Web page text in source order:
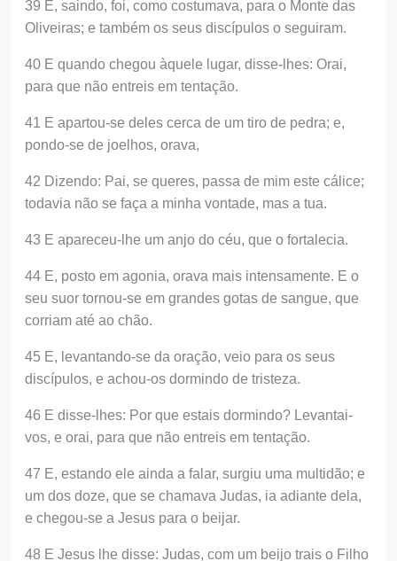
39 E, saindo, foi, como costumava, para o Monte das
Oliveiras; e também os seus discípulos o seguiram.
40 E quando chegou àquele lugar, disse-lhes: Orai,
para que não entreis em tentação.
41 E apartou-se deles cerca de um tiro de pedra; e,
pondo-se de joelhos, orava,
42 Dizendo: Pai, se queres, passa de mim este cálice;
todavia não se faça a minha vontade, mas a tua.
43 E apareceu-lhe um anjo do céu, que o fortalecia.
44 E, posto em agonia, orava mais intensamente. E o
seu suor tornou-se em grandes gotas de sangue, que
corriam até ao chão.
45 E, levantando-se da oração, veio para os seus
discípulos, e achou-os dormindo de tristeza.
46 E disse-lhes: Por que estais dormindo? Levantai-
vos, e orai, para que não entreis em tentação.
47 E, estando ele ainda a falar, surgiu uma multidão; e
um dos doze, que se chamava Judas, ia adiante dela,
e chegou-se a Jesus para o beijar.
48 E Jesus lhe disse: Judas, com um beijo trais o Filho